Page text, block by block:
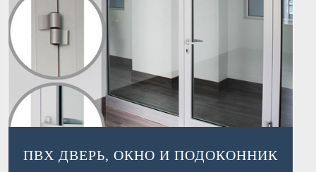
ПВХ ДВЕРЬ, ОКНО И ПОДОКОННИК